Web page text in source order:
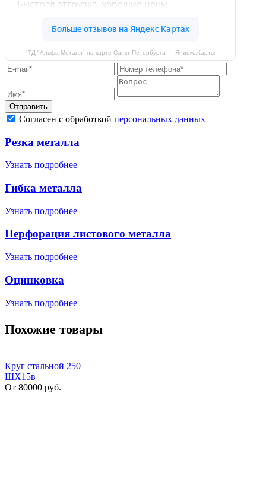
"ТД "Альфа Металл" на карте Санкт‑Петербурга — Яндекс.Карты
Отправить
Согласен с обработкой персональных данных
Резка металла
Узнать подробнее
Гибка металла
Узнать подробнее
Перфорация листового металла
Узнать подробнее
Оцинковка
Узнать подробнее
Похожие товары
Круг стальной 250
ШХ15в
От 80000 руб.